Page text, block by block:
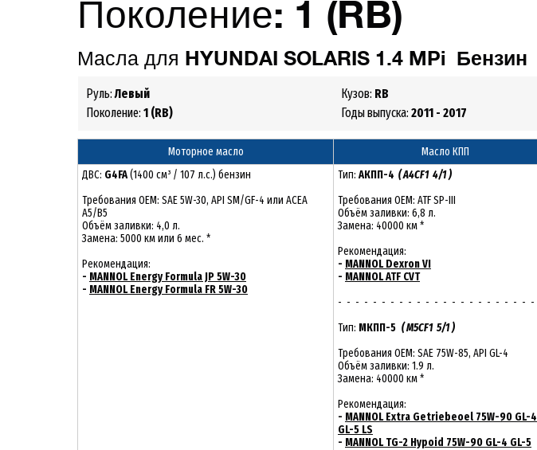
Поколение: 1 (RB)
Масла для HYUNDAI SOLARIS 1.4 MPi Бензин
Руль:Левый
Поколение: 1 (RB)
Кузов: RB
Годы выпуска: 2011 - 2017
Моторное масло Масло КПП
ДВС: G4FA(1400 см³ / 107 л.с.) бензин
Требования ОЕМ: SAE 5W-30, API SM/GF-4 или ACEA
A5/B5
Объём заливки: 4,0 л.
Замена: 5000 км или 6 мес. *
Рекомендация:
- MANNOL Energy Formula JP 5W-30
- MANNOL Energy Formula FR 5W-30
Тип: АКПП-4 ( A4CF1 4/1 )
Требования OEM: ATF SP-III
Объём заливки: 6,8 л.
Замена: 40000 км *
Рекомендация:
- MANNOL Dexron VI
- MANNOL ATF CVT
- - - - - - - - - - - - - - - - - - - - - - -
Тип: МКПП-5 ( M5CF1 5/1 )
Требования OEM: SAE 75W-85, API GL-4
Объём заливки: 1.9 л.
Замена: 40000 км *
Рекомендация:
- MANNOL Extra Getriebeoel 75W-90 GL-4
GL-5 LS
- MANNOL TG-2 Hypoid 75W-90 GL-4 GL-5